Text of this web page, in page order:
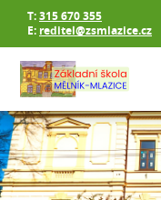
T:315 670 355
E: reditel@zsmlazice.cz